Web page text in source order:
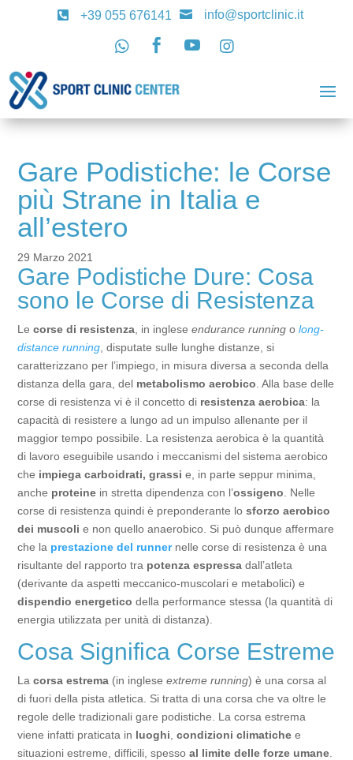
 +39 055 676141  info@sportclinic.it
   
Gare Podistiche: le Corse
più Strane in Italia e
all’estero
29 Marzo 2021
Gare Podistiche Dure: Cosa
sono le Corse di Resistenza
Lecorse di resistenza , in ingleseendurance running olong-
distance running , disputate sulle lunghe distanze, si
caratterizzano per l’impiego, in misura diversa a seconda della
distanza della gara, del metabolismo aerobico . Alla base delle
corse di resistenza vi è il concetto di resistenza aerobica: la
capacità di resistere a lungo ad un impulso allenante per il
maggior tempo possibile. La resistenza aerobica è la quantità
di lavoro eseguibile usando i meccanismi del sistema aerobico
che impiega carboidrati, grassi e, in parte seppur minima,
anche proteine in stretta dipendenza con l’ossigeno . Nelle
corse di resistenza quindi è preponderante losforzo aerobico
dei muscoli e non quello anaerobico. Si può dunque affermare
che la prestazione del runnernelle corse di resistenza è una
risultante del rapporto tra potenza espressa dall’atleta
(derivante da aspetti meccanico-muscolari e metabolici) e
dispendio energetico della performance stessa (la quantità di
energia utilizzata per unità di distanza).
Cosa Significa Corse Estreme
Lacorsa estrema (in ingleseextreme running) è una corsa al
di fuori della pista atletica. Si tratta di una corsa che va oltre le
regole delle tradizionali gare podistiche. La corsa estrema
viene infatti praticata in luoghi ,condizioni climatiche e
situazioni estreme, difficili, spessoal limite delle forze umane